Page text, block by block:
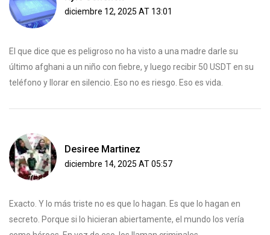
diciembre 12, 2025 AT 13:01
El que dice que es peligroso no ha visto a una madre darle su
último afghani a un niño con fiebre, y luego recibir 50 USDT en su
teléfono y llorar en silencio. Eso no es riesgo. Eso es vida.
Desiree Martinez
diciembre 14, 2025 AT 05:57
Exacto. Y lo más triste no es que lo hagan. Es que lo hagan en
secreto. Porque si lo hicieran abiertamente, el mundo los vería